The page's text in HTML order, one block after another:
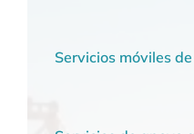
Servicios móviles